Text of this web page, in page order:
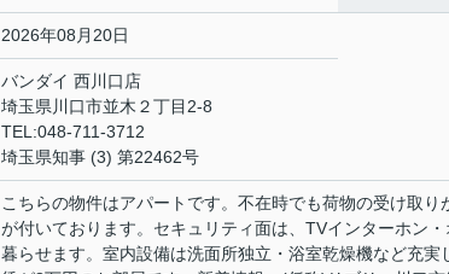
2026年08月20日
バンダイ 西川口店
埼玉県川口市並木２丁目2-8
TEL:048-711-3712
埼玉県知事 (3) 第22462号
こちらの物件はアパートです。不在時でも荷物の受け取
が付いております。セキュリティ面は、TVインターホン
暮らせます。室内設備は洗面所独立・浴室乾燥機など充